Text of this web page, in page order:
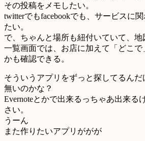
その投稿をメモしたい。
twitterでもfacebookでも、サービスに
たい。
で、ちゃんと場所も紐付いていて、地
一覧画面では、お店に加えて「どこ
かも確認できる。
そういうアプリをずっと探してるんだ
無いのかな？
Evernoteとかで出来るっちゃあ出来る
さい。
うーん
また作りたいアプリががが